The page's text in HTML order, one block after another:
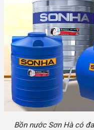
Bồn nước Sơn Hà có